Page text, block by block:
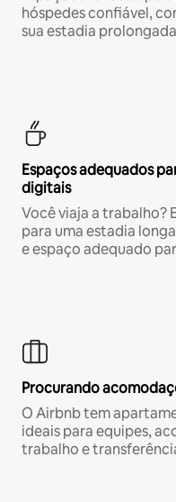
hóspedes confiável,
sua estadia
Espaços adequados
digitais
Você viaja a trabalho?
para uma estadia
e espaço adequado
Procurando
O Airbnb tem
ideais para equipes,
trabalho e